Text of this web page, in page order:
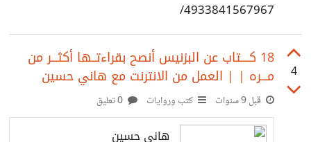
4933841567967/
4
18 كــــتاب عن البزنيس أنصح بقراءتــها أكثـــر من
مـــره | | العمل من الانترنت مع هاني حسين
قبل 9 سنوات كتب وروايات
هاني حسين